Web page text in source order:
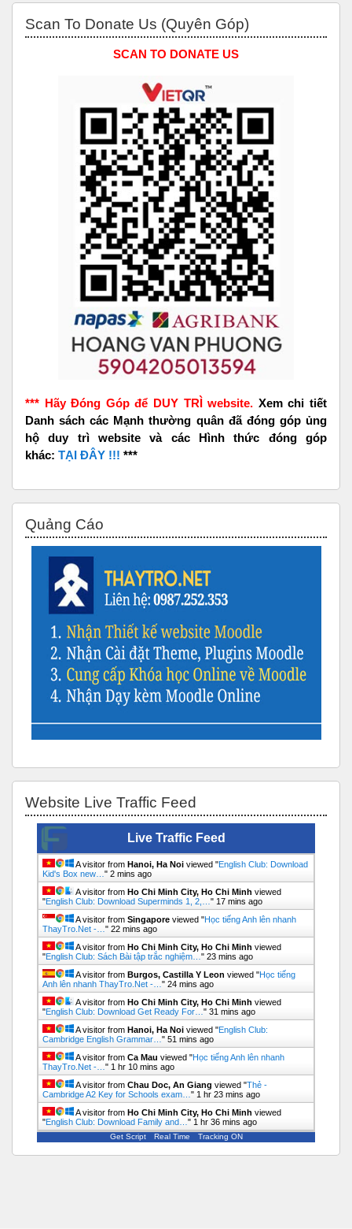
Scan To Donate Us (Quyên Góp)
SCAN TO DONATE US
*** Hãy Đóng Góp để DUY TRÌ website. Xem chi tiết
Danh sách các Mạnh thường quân đã đóng góp ủng
hộ duy trì website và các Hình thức đóng góp
khác: TẠI ĐÂY !!! ***
Quảng Cáo
Website Live Traffic Feed
Live Traffic Feed
A visitor from Hanoi, Ha Noi viewed "English Club: Download
Kid's Box new… " 2 mins ago
A visitor from Ho Chi Minh City, Ho Chi Minh viewed
"English Club: Download Superminds 1, 2,… " 17 mins ago
A visitor from Singapore viewed "Học tiếng Anh lên nhanh
ThayTro.Net -… " 22 mins ago
A visitor from Ho Chi Minh City, Ho Chi Minh viewed
"English Club: Sách Bài tập trắc nghiệm… " 23 mins ago
A visitor from Burgos, Castilla Y Leon viewed "Học tiếng
Anh lên nhanh ThayTro.Net -… " 24 mins ago
A visitor from Ho Chi Minh City, Ho Chi Minh viewed
"English Club: Download Get Ready For… " 31 mins ago
A visitor from Hanoi, Ha Noi viewed "English Club:
Cambridge English Grammar… " 51 mins ago
A visitor from Ca Mau viewed "Học tiếng Anh lên nhanh
ThayTro.Net -… " 1 hr 10 mins ago
A visitor from Chau Doc, An Giang viewed "Thẻ -
Cambridge A2 Key for Schools exam… " 1 hr 23 mins ago
A visitor from Ho Chi Minh City, Ho Chi Minh viewed
"English Club: Download Family and… " 1 hr 36 mins ago
Get Script Real Time Tracking ON